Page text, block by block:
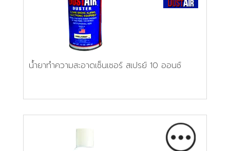
น้ำยาทำความสะอาดเซ็นเซอร์ สเปรย์ 10 ออนซ์